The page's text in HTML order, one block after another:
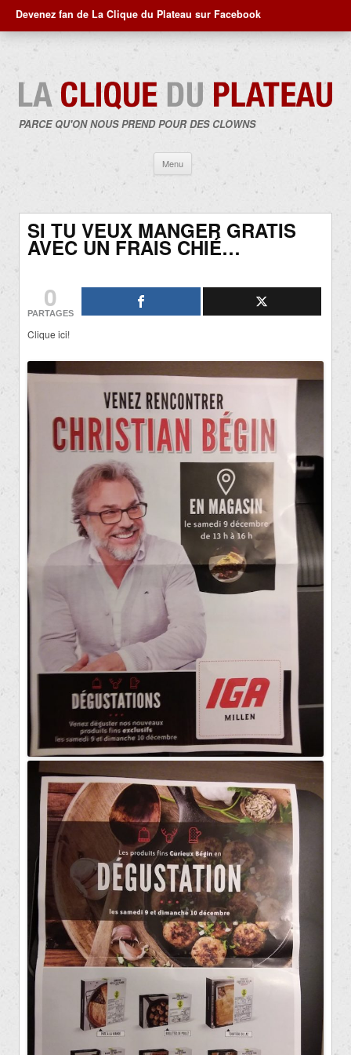
Devenez fan de La Clique du Plateau sur Facebook
PARCE QU'ON NOUS PREND POUR DES CLOWNS
Menu
contenu
SI TU VEUX MANGER GRATIS
AVEC UN FRAIS CHIÉ…
0
PARTAGES
Clique ici!